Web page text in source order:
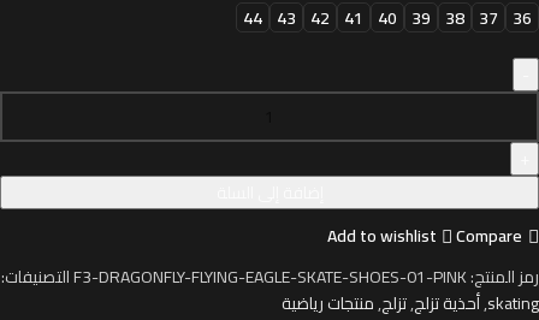
36
37
38
39
40
41
42
43
44
Compare
Add to wishlist
رمز المنتج:F3-DRAGONFLY-FLYING-EAGLE-SKATE-SHOES-01-PINKالتصنيفات:
skating
,أحذية تزلج,تزلج,منتجات رياضية